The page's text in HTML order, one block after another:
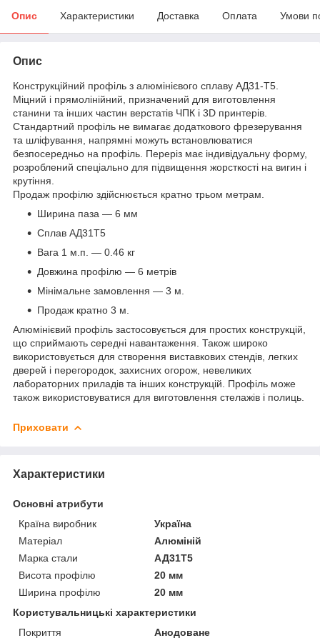
Опис Характеристики Доставка Оплата Умови
Опис
Конструкційний профіль з алюмінієвого сплаву АД31-Т5.
Міцний і прямолінійний, призначений для виготовлення
станини та інших частин верстатів ЧПК і 3D принтерів.
Стандартний профіль не вимагає додаткового фрезерування
та шліфування, напрямні можуть встановлюватися
безпосередньо на профіль. Переріз має індивідуальну форму,
розроблений спеціально для підвищення жорсткості на вигин і
крутіння.
Продаж профілю здійснюється кратно трьом метрам.
Ширина паза — 6 мм
Сплав АД31Т5
Вага 1 м.п. — 0.46 кг
Довжина профілю — 6 метрів
Мінімальне замовлення — 3 м.
Продаж кратно 3 м.
Алюмінієвий профіль застосовується для простих конструкцій,
що сприймають середні навантаження. Також широко
використовується для створення виставкових стендів, легких
дверей і перегородок, захисних огорож, невеликих
лабораторних приладів та інших конструкцій. Профіль може
також використовуватися для виготовлення стелажів і полиць.
Приховати
Характеристики
Основні атрибути
Країна виробник
Україна
Матеріал
Алюміній
Марка стали
АД31Т5
Висота профілю
20 мм
Ширина профілю
20 мм
Користувальницькі характеристики
Покриття
Анодоване